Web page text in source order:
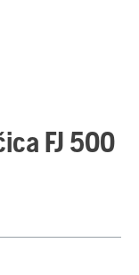
FJ 500